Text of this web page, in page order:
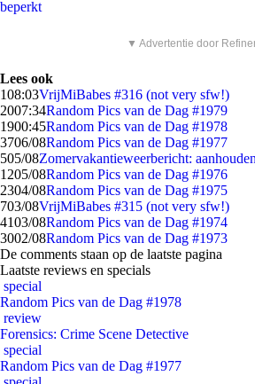
beperkt
▼ Advertentie door
Lees ook
108:03VrijMiBabes #316 (not very sfw!)
2007:34Random Pics van de Dag #1979
1900:45Random Pics van de Dag #1978
3706/08Random Pics van de Dag #1977
505/08Zomervakantieweerbericht:
1205/08Random Pics van de Dag #1976
2304/08Random Pics van de Dag #1975
703/08VrijMiBabes #315 (not very sfw!)
4103/08Random Pics van de Dag #1974
3002/08Random Pics van de Dag #1973
De comments staan op de laatste pagina
Laatste reviews en specials
special
Random Pics van de Dag #1978
review
Forensics: Crime Scene Detective
special
Random Pics van de Dag #1977